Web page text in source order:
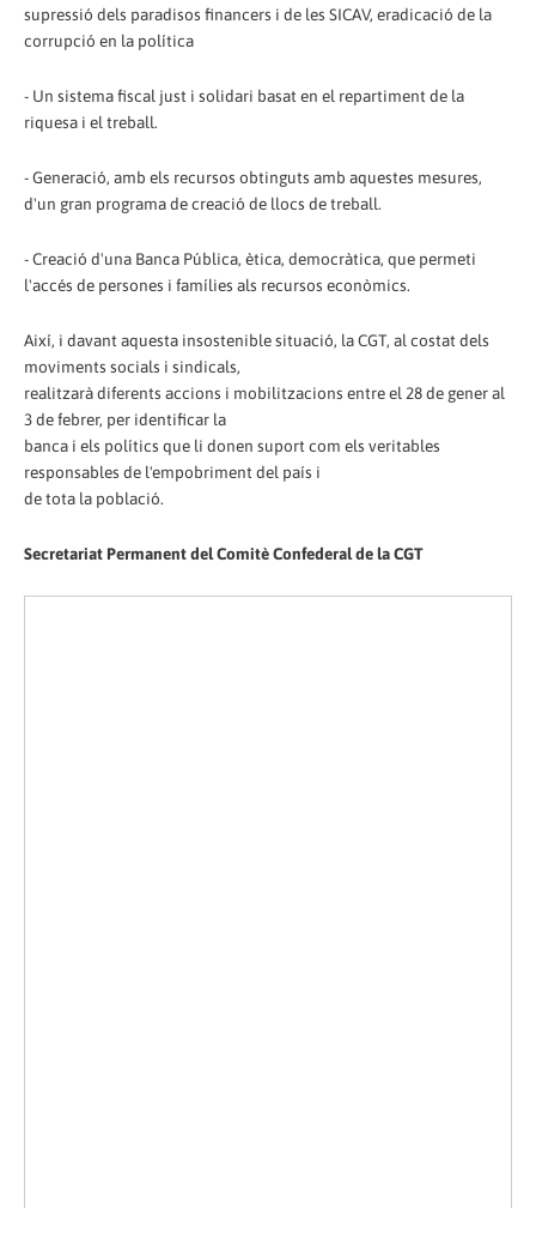
supressió dels paradisos financers i de les SICAV, eradicació de la
corrupció en la política
- Un sistema fiscal just i solidari basat en el repartiment de la
riquesa i el treball.
- Generació, amb els recursos obtinguts amb aquestes mesures,
d'un gran programa de creació de llocs de treball.
- Creació d'una Banca Pública, ètica, democràtica, que permeti
l'accés de persones i famílies als recursos econòmics.
Així, i davant aquesta insostenible situació, la CGT, al costat dels
moviments socials i sindicals,
realitzarà diferents accions i mobilitzacions entre el 28 de gener al
3 de febrer, per identificar la
banca i els polítics que li donen suport com els veritables
responsables de l'empobriment del país i
de tota la població.
Secretariat Permanent del Comitè Confederal de la CGT